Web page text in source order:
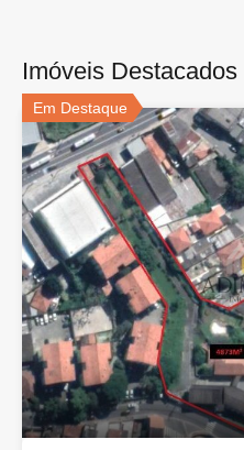
Imóveis Destacados
Em Destaque